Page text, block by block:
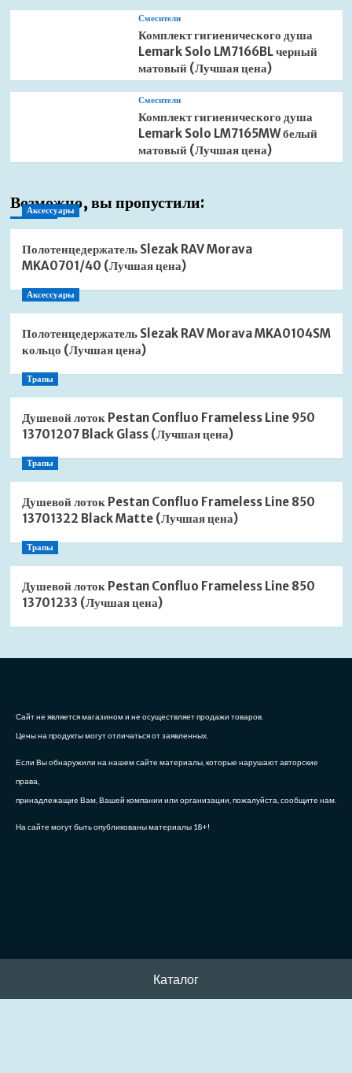
Смесители
Комплект гигиенического душа
Lemark Solo LM7166BL черный
матовый (Лучшая цена)
Смесители
Комплект гигиенического душа
Lemark Solo LM7165MW белый
матовый (Лучшая цена)
Возможно, вы пропустили:
Аксессуары
Полотенцедержатель Slezak RAV Morava
MKA0701/40 (Лучшая цена)
Аксессуары
Полотенцедержатель Slezak RAV Morava MKA0104SM
кольцо (Лучшая цена)
Трапы
Душевой лоток Pestan Confluo Frameless Line 950
13701207 Black Glass (Лучшая цена)
Трапы
Душевой лоток Pestan Confluo Frameless Line 850
13701322 Black Matte (Лучшая цена)
Трапы
Душевой лоток Pestan Confluo Frameless Line 850
13701233 (Лучшая цена)
Сайт не является магазином и не осуществляет продажи товаров.
Цены на продукты могут отличаться от заявленных.
Если Вы обнаружили на нашем сайте материалы, которые нарушают авторские
права,
принадлежащие Вам, Вашей компании или организации, пожалуйста, сообщите нам.
На сайте могут быть опубликованы материалы 18+!
Каталог